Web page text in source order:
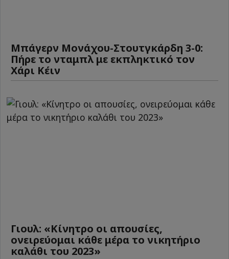
Μπάγερν Μονάχου-Στουτγκάρδη 3-0:
Πήρε το νταμπλ με εκπληκτικό τον
Χάρι Κέιν
Γιουλ: «Κίνητρο οι απουσίες,
ονειρεύομαι κάθε μέρα το νικητήριο
καλάθι του 2023»